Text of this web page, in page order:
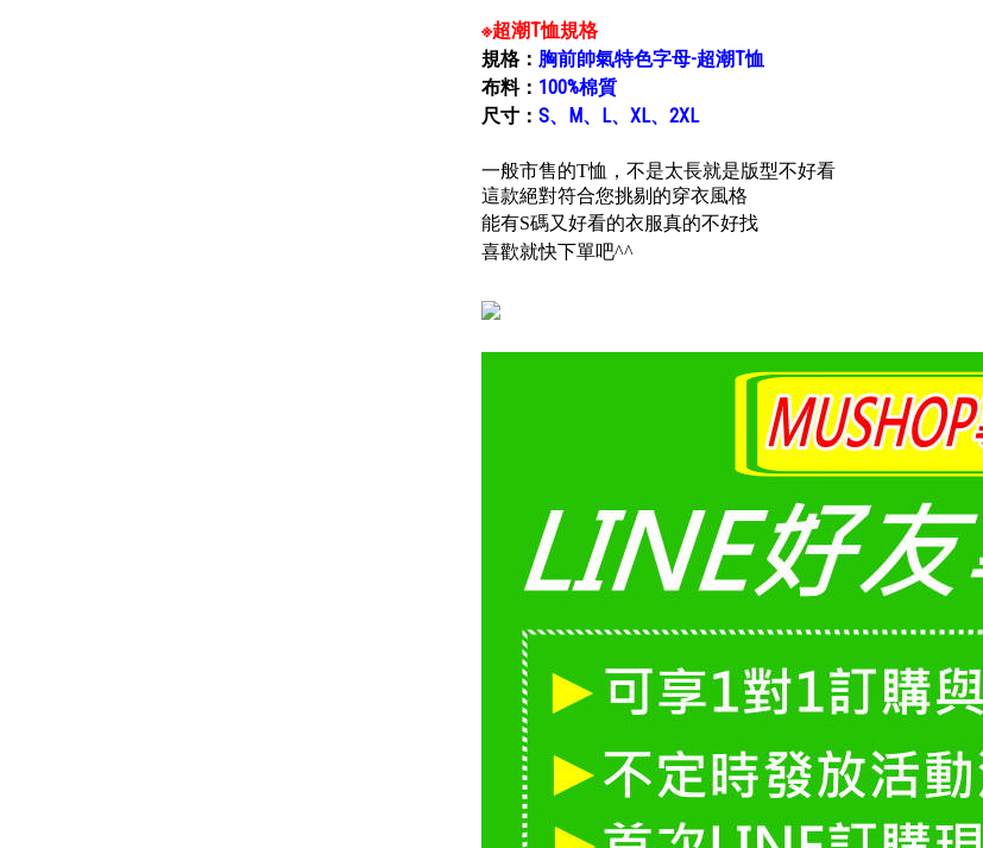
※超潮T恤規格
規格： 胸前帥氣特色字母-超潮T恤
布料： 100%棉質
尺寸： S、M、L、XL、2XL
一般市售的T恤，不是太長就是版型不好看
這款絕對符合您挑剔的穿衣風格
能有S碼又好看的衣服真的不好找
喜歡就快下單吧^^